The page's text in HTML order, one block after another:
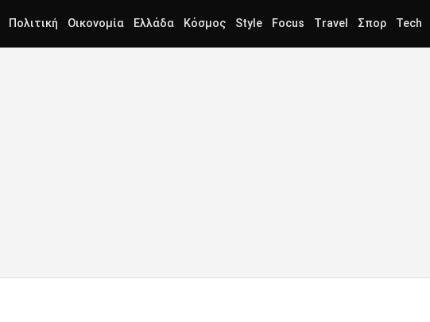
Πολιτική Οικονομία Ελλάδα Κόσμος Style Focus Travel Σπορ Tech